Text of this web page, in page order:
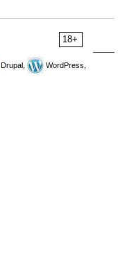
18+
Drupal,
WordPress,